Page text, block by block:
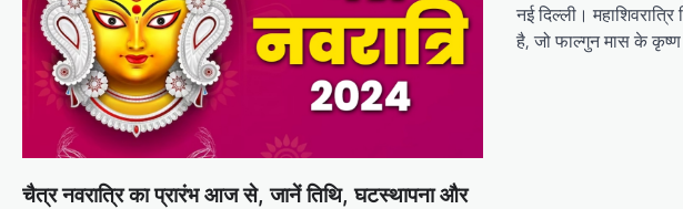
चैत्र नवरात्रि का प्रारंभ आज से, जानें तिथि, घटस्थापना और
नई दिल्ली।
है, जो फाल्गुन मास के कृष्ण